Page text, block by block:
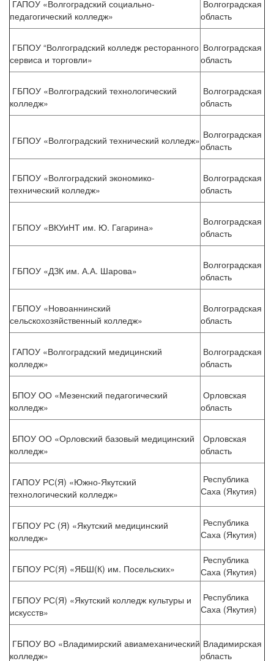
ГАПОУ «Волгоградский социально-
педагогический колледж»
Волгоградская
область
ГБПОУ “Волгоградский колледж ресторанного
сервиса и торговли»
Волгоградская
область
ГБПОУ «Волгоградский технологический
колледж»
Волгоградская
область
ГБПОУ «Волгоградский технический колледж» Волгоградская
область
ГБПОУ «Волгоградский экономико-
технический колледж»
Волгоградская
область
ГБПОУ «ВКУиНТ им. Ю. Гагарина»
Волгоградская
область
ГБПОУ «ДЗК им. А.А. Шарова»
Волгоградская
область
ГБПОУ «Новоаннинский
сельскохозяйственный колледж»
Волгоградская
область
ГАПОУ «Волгоградский медицинский
колледж»
Волгоградская
область
БПОУ ОО «Мезенский педагогический
колледж»
Орловская
область
БПОУ ОО «Орловский базовый медицинский
колледж»
Орловская
область
ГАПОУ РС(Я) «Южно-Якутский
технологический колледж»
Республика
Саха (Якутия)
ГБПОУ РС (Я) «Якутский медицинский
колледж»
Республика
Саха (Якутия)
ГБПОУ РС(Я) «ЯБШ(К) им. Посельских»
Республика
Саха (Якутия)
ГБПОУ РС(Я) «Якутский колледж культуры и
искусств»
Республика
Саха (Якутия)
ГБПОУ ВО «Владимирский авиамеханический
колледж»
Владимирская
область